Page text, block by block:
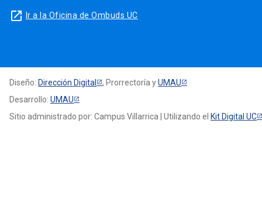
launch Ir a la Oficina de Ombuds UC
Diseño: Dirección Digital , Prorrectoría yUMAU
Desarrollo: UMAU
Sitio administrado por: Campus Villarrica | Utilizando el Kit Digital UC